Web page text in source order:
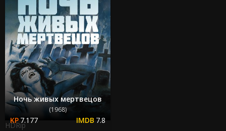
Ночь живых мертвецов
(1968)
7.177 7.8
HDRip